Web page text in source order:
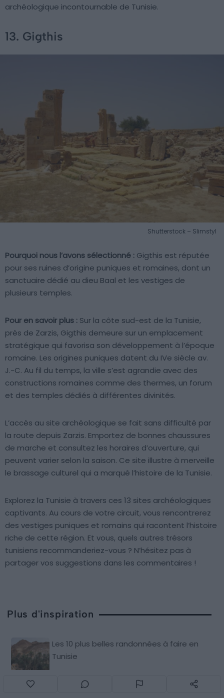
archéologique incontournable de Tunisie.
13. Gigthis
Shutterstock – Slimstyl
Pourquoi nous l’avons sélectionné : Gigthis est réputée
pour ses ruines d’origine puniques et romaines, dont un
sanctuaire dédié au dieu Baal et les vestiges de
plusieurs temples.
Pour en savoir plus : Sur la côte sud-est de la Tunisie,
près de Zarzis, Gigthis demeure sur un emplacement
stratégique qui favorisa son développement à l’époque
romaine. Les origines puniques datent du IVe siècle av.
J.-C. Au fil du temps, la ville s’est agrandie avec des
constructions romaines comme des thermes, un forum
et des temples dédiés à différentes divinités.
L’accès au site archéologique se fait sans difficulté par
la route depuis Zarzis. Emportez de bonnes chaussures
de marche et consultez les horaires d’ouverture, qui
peuvent varier selon la saison. Ce site illustre à merveille
le brassage culturel qui a marqué l’histoire de la Tunisie.
Explorez la Tunisie à travers ces 13 sites archéologiques
captivants. Au cours de votre circuit, vous rencontrerez
des vestiges puniques et romains qui racontent l’histoire
riche de cette région. Et vous, quels autres trésors
tunisiens recommanderiez-vous ? N’hésitez pas à
partager vos suggestions dans les commentaires !
Plus d'inspiration
Les 10 plus belles randonnées à faire en
Tunisie